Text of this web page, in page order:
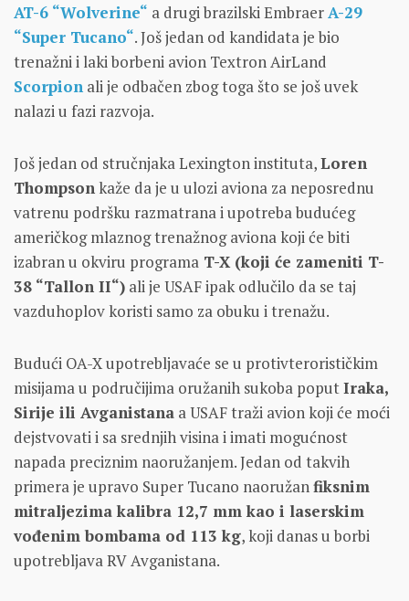
AT-6 “Wolverine“ a drugi brazilski EmbraerA-29
“Super Tucano“. Još jedan od kandidata je bio
trenažni i laki borbeni avion Textron AirLand
Scorpion ali je odbačen zbog toga što se još uvek
nalazi u fazi razvoja.
Još jedan od stručnjaka Lexington instituta,Loren
Thompsonkaže da je u ulozi aviona za neposrednu
vatrenu podršku razmatrana i upotreba budućeg
američkog mlaznog trenažnog aviona koji će biti
izabran u okviru programa T-X (koji će zameniti T-
38 “Tallon II“) ali je USAF ipak odlučilo da se taj
vazduhoplov koristi samo za obuku i trenažu.
Budući OA-X upotrebljavaće se u protivterorističkim
misijama u područijima oružanih sukoba poputIraka,
Sirije ili Avganistana a USAF traži avion koji će moći
dejstvovati i sa srednjih visina i imati mogućnost
napada preciznim naoružanjem. Jedan od takvih
primera je upravo Super Tucano naoružanfiksnim
mitraljezima kalibra 12,7 mm kao i laserskim
vođenim bombama od 113 kg, koji danas u borbi
upotrebljava RV Avganistana.